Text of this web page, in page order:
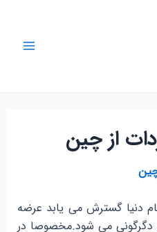
از چین
دنیا گسترش می یابد عرضه
می شود.مخصوصا در